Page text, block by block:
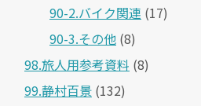
90-2.バイク関連 (17)
90-3.その他 (8)
98.旅人用参考資料 (8)
99.静村百景 (132)